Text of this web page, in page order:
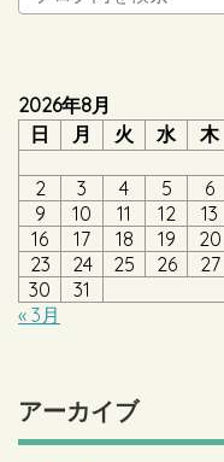
2026年8月
日
月 火 水 木
2
3 4 5 6
9
10 11 12 13
16
17 18 19 20
23
24 25 26 27
30
31
« 3月
アーカイブ